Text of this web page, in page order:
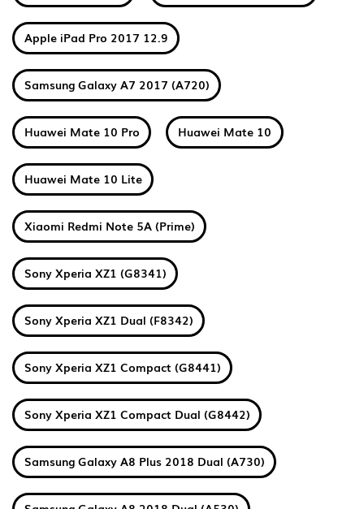
Apple iPad Pro 2017 12.9
Samsung Galaxy A7 2017 (A720)
Huawei Mate 10 Pro Huawei Mate 10
Huawei Mate 10 Lite
Xiaomi Redmi Note 5A (Prime)
Sony Xperia XZ1 (G8341)
Sony Xperia XZ1 Dual (F8342)
Sony Xperia XZ1 Compact (G8441)
Sony Xperia XZ1 Compact Dual (G8442)
Samsung Galaxy A8 Plus 2018 Dual (A730)